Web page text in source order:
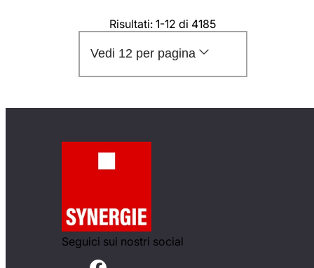
Risultati: 1-12 di 4185
Vedi 12 per pagina
Seguici sui nostri social